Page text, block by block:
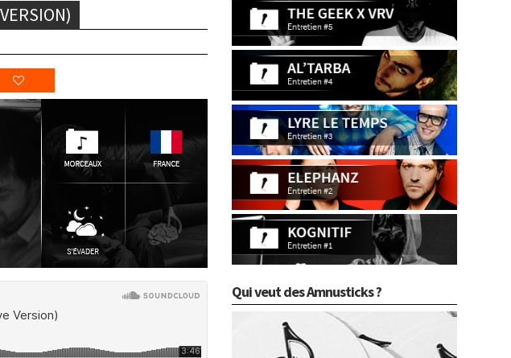
Qui veut des Amnusticks ?